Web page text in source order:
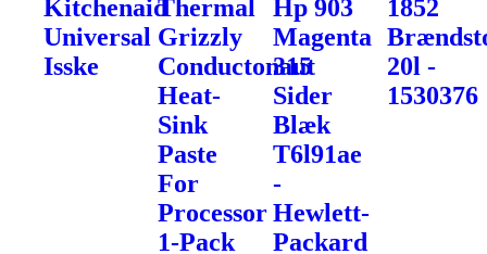
Kitchenaid
Universal
Isske
Thermal
Grizzly
Conductonaut
Heat-
Sink
Paste
For
Processor
1-Pack
Hp 903
Magenta
315
Sider
Blæk
T6l91ae
-
Hewlett-
Packard
1852
20l -
1530376